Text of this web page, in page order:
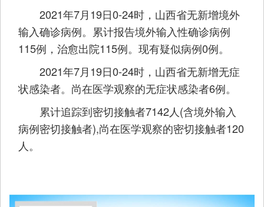
2021年7月19日0-24时，山西省无新增境外
输入确诊病例。累计报告境外输入性确诊病例
115例，治愈出院115例。现有疑似病例0例。
2021年7月19日0-24时，山西省无新增无症
状感染者。尚在医学观察的无症状感染者6例。
累计追踪到密切接触者7142人(含境外输入
病例密切接触者),尚在医学观察的密切接触者120
人。